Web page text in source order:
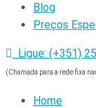
Blog
Preços
Ligue: (+351)
(Chamada para a rede fixa
Home